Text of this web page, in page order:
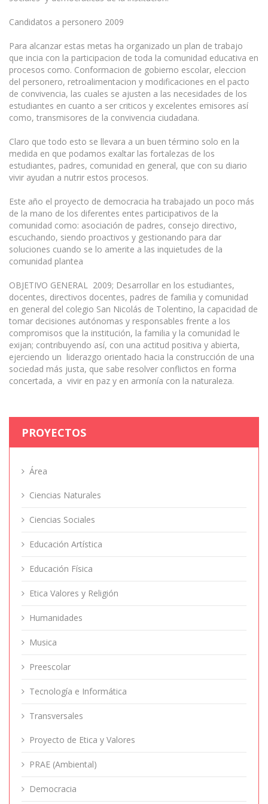
Candidatos a personero 2009
Para alcanzar estas metas ha organizado un plan de trabajo
que incia con la participacion de toda la comunidad educativa en
procesos como. Conformacion de gobierno escolar, eleccion
del personero, retroalimentacion y modificaciones en el pacto
de convivencia, las cuales se ajusten a las necesidades de los
estudiantes en cuanto a ser criticos y excelentes emisores así
como, transmisores de la convivencia ciudadana.
Claro que todo esto se llevara a un buen término solo en la
medida en que podamos exaltar las fortalezas de los
estudiantes, padres, comunidad en general, que con su diario
vivir ayudan a nutrir estos procesos.
Este año el proyecto de democracia ha trabajado un poco más
de la mano de los diferentes entes participativos de la
comunidad como: asociación de padres, consejo directivo,
escuchando, siendo proactivos y gestionando para dar
soluciones cuando se lo amerite a las inquietudes de la
comunidad plantea
OBJETIVO GENERAL 2009; Desarrollar en los estudiantes,
docentes, directivos docentes, padres de familia y comunidad
en general del colegio San Nicolás de Tolentino, la capacidad de
tomar decisiones autónomas y responsables frente a los
compromisos que la institución, la familia y la comunidad le
exijan; contribuyendo así, con una actitud positiva y abierta,
ejerciendo un liderazgo orientado hacia la construcción de una
sociedad más justa, que sabe resolver conflictos en forma
concertada, a vivir en paz y en armonía con la naturaleza.
PROYECTOS
Área
Ciencias Naturales
Ciencias Sociales
Educación Artística
Educación Física
Etica Valores y Religión
Humanidades
Musica
Preescolar
Tecnología e Informática
Transversales
Proyecto de Etica y Valores
PRAE (Ambiental)
Democracia